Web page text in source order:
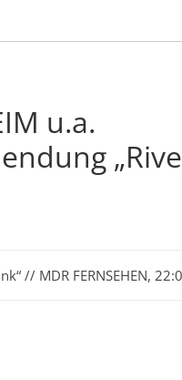
u.a.
// MDR FERNSEHEN,